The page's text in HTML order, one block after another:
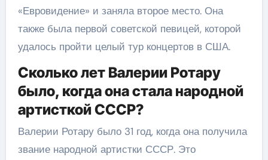
«Евровидение» и заняла второе место. Она
также была первой советской певицей, которой
удалось пройти целый тур концертов в США.
Сколько лет Валерии Ротару
было, когда она стала народной
артисткой СССР?
Валерии Ротару было 31 год, когда она получила
звание народной артистки СССР. Это